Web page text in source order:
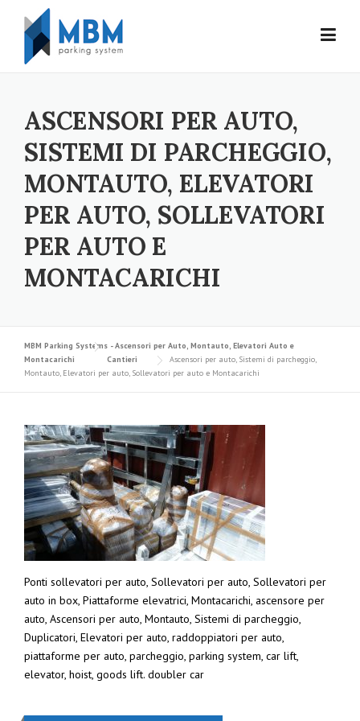
Skip to content
ASCENSORI PER AUTO,
SISTEMI DI PARCHEGGIO,
MONTAUTO, ELEVATORI
PER AUTO, SOLLEVATORI
PER AUTO E
MONTACARICHI
MBM Parking Systems - Ascensori per Auto, Montauto, Elevatori Auto e
Montacarichi
Cantieri
Ascensori per auto, Sistemi di parcheggio,
Montauto, Elevatori per auto, Sollevatori per auto e Montacarichi
Ponti sollevatori per auto, Sollevatori per auto, Sollevatori per
auto in box, Piattaforme elevatrici, Montacarichi, ascensore per
auto, Ascensori per auto, Montauto, Sistemi di parcheggio,
Duplicatori, Elevatori per auto, raddoppiatori per auto,
piattaforme per auto, parcheggio, parking system, car lift,
elevator, hoist, goods lift. doubler car